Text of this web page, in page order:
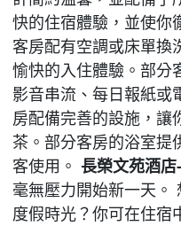
快的住宿體驗，並使你
客房配有空調或床單換
愉快的入住體驗。部分
影音串流、每日報紙或
房配備完善的設施，讓
茶。部分客房的浴室提
客使用。 長榮文苑酒店
毫無壓力開始新一天。
度假時光？你可在住宿